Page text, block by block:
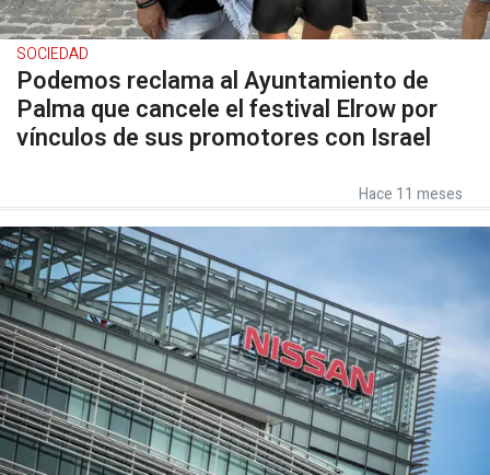
SOCIEDAD
Podemos reclama al Ayuntamiento de
Palma que cancele el festival Elrow por
vínculos de sus promotores con Israel
Hace 11 meses